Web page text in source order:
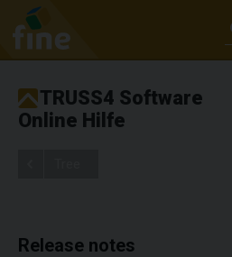
TRUSS4 Software
Online Hilfe
Release notes